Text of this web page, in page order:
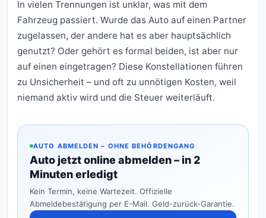
In vielen Trennungen ist unklar, was mit dem
Fahrzeug passiert. Wurde das Auto auf einen Partner
zugelassen, der andere hat es aber hauptsächlich
genutzt? Oder gehört es formal beiden, ist aber nur
auf einen eingetragen? Diese Konstellationen führen
zu Unsicherheit – und oft zu unnötigen Kosten, weil
niemand aktiv wird und die Steuer weiterläuft.
AUTO ABMELDEN – OHNE BEHÖRDENGANG
Auto jetzt online abmelden – in 2
Minuten erledigt
Kein Termin, keine Wartezeit. Offizielle
Abmeldebestätigung per E-Mail. Geld-zurück-Garantie.